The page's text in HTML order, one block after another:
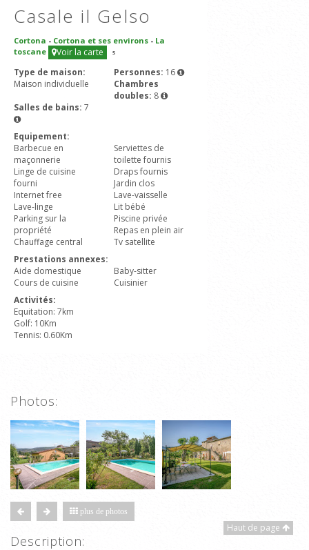
Casale il Gelso
Cortona - Cortona et ses environs - La
toscane
Voir la carte 5
Type de maison:
Maison individuelle
Personnes: 16
Chambres
doubles: 8
Salles de bains: 7
Equipement:
Barbecue en
maçonnerie
Serviettes de
toilette fournis
Linge de cuisine
fourni
Draps fournis
Jardin clos
Internet free
Lave-vaisselle
Lave-linge
Lit bébé
Parking sur la
propriété
Piscine privée
Repas en plein air
Chauffage central
Tv satellite
Prestations annexes:
Aide domestique
Baby-sitter
Cours de cuisine
Cuisinier
Activités:
Equitation: 7km
Golf: 10Km
Tennis: 0.60Km
Photos:
plus de photos
Haut de page
Description: